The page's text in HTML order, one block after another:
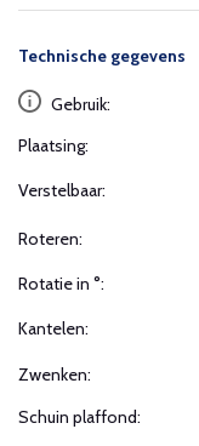
Technische gegevens
Gebruik:
Plaatsing:
Verstelbaar:
Roteren:
Rotatie in °:
Kantelen:
Zwenken:
Schuin plaffond: